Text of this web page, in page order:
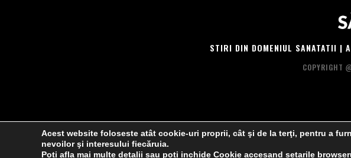
STIRI DIN DOMENIUL SANATATII |
COPYRIGHT
Acest website foloseste atât cookie-uri proprii, cât şi de la terţi, pentru a
nevoilor şi interesului fiecăruia.
Poti afla mai multe detalii sau poti inchide Cookie accesand setarile